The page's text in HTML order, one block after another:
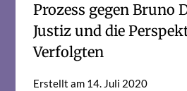
Prozess gegen Bruno
Justiz und die
Verfolgten
Erstellt am 14. Juli 2020